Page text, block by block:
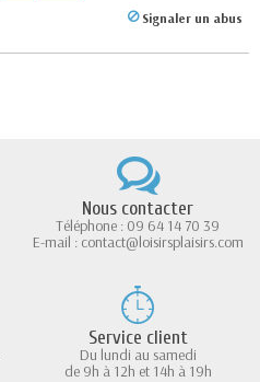
Signaler un abus
Nous contacter
Téléphone : 09 64 14 70 39
E-mail : contact@loisirsplaisirs.com
Service client
Du lundi au samedi
de 9h à 12h et 14h à 19h